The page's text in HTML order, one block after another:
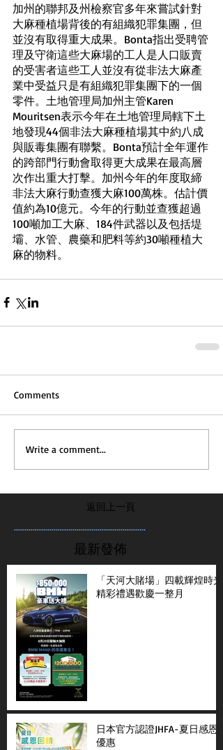
加州的聯邦及州檢察官多年來嘗試針對
大麻種植場背後的有組織犯罪集團，但
並沒有取得重大成果。Bonta指出受聘管
理及守衛這些大麻場的工人是人口販賣
的受害者這些工人並沒有從非法大麻產
業中受益只是有組織犯罪集團下的一個
零件。土地管理局加州主管Karen
Mouritsen表示今年在土地管理局轄下土
地發現44個非法大麻種植場其中約八成
與販毒集團有聯繫。Bonta預計全年運作
的跨部門行動會取得更大成果在最高層
次作出重大打擊。加州今年的年度取締
非法大麻行動查獲大麻100萬株。估計價
值約為10億元。今年的行動並查獲超過
100噸加工大麻、184件武器以及包括堤
壩、水管、農藥和肥料等約30噸種植大
麻的物料。
Comments
Write a comment...
返回上一頁
...............................................................
最新發佈
「天河大賭場」四載輝煌時光
精彩禮遇歡慶一整月
日本官方認證JHFA-夏日感恩
優惠